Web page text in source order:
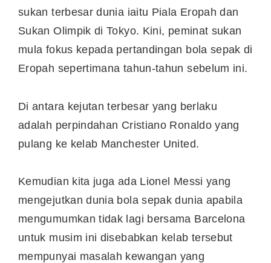
sukan terbesar dunia iaitu Piala Eropah dan
Sukan Olimpik di Tokyo. Kini, peminat sukan
mula fokus kepada pertandingan bola sepak di
Eropah sepertimana tahun-tahun sebelum ini.
Di antara kejutan terbesar yang berlaku
adalah perpindahan Cristiano Ronaldo yang
pulang ke kelab Manchester United.
Kemudian kita juga ada Lionel Messi yang
mengejutkan dunia bola sepak dunia apabila
mengumumkan tidak lagi bersama Barcelona
untuk musim ini disebabkan kelab tersebut
mempunyai masalah kewangan yang